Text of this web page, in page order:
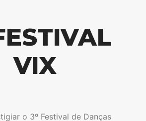
VIX
o 3º Festival de Danças